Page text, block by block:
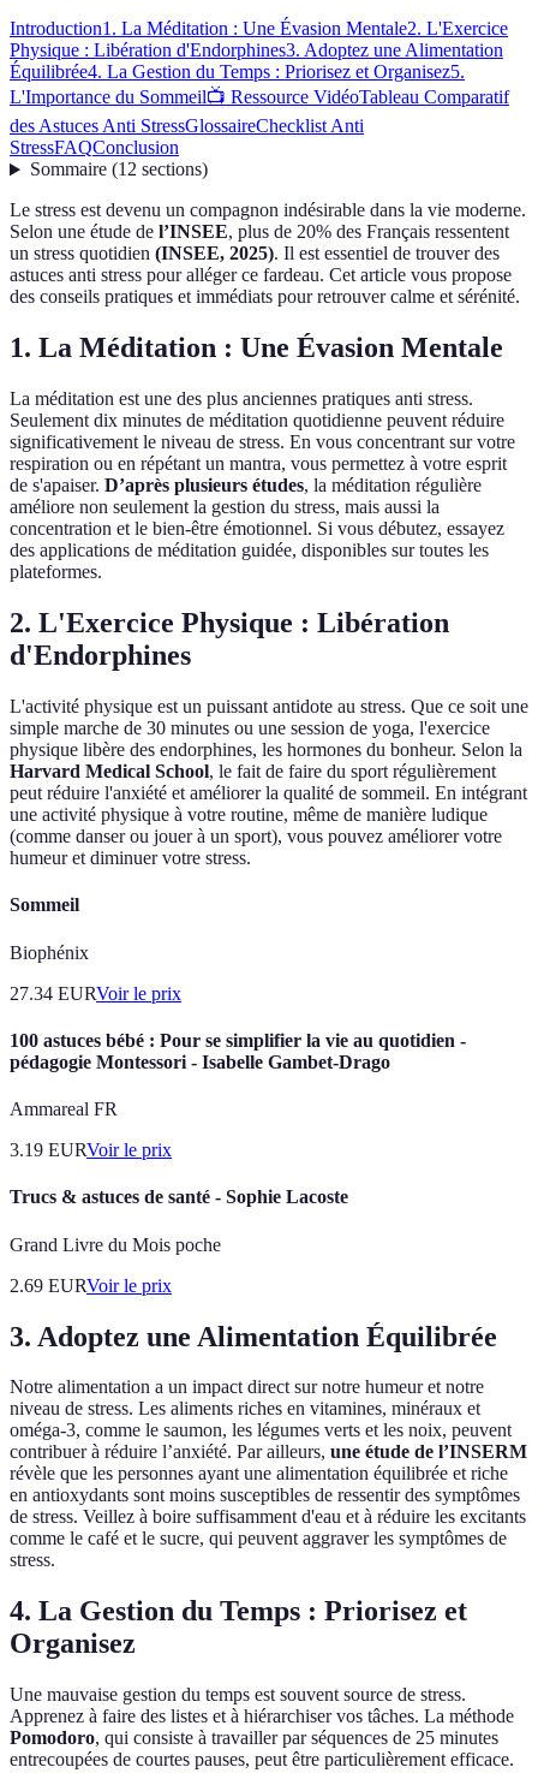
Introduction1. La Méditation : Une Évasion Mentale2. L'Exercice
Physique : Libération d'Endorphines3. Adoptez une Alimentation
Équilibrée4. La Gestion du Temps : Priorisez et Organisez5.
L'Importance du Sommeil📺 Ressource VidéoTableau Comparatif
des Astuces Anti StressGlossaireChecklist Anti
StressFAQConclusion
Sommaire(12 sections)
Le stress est devenu un compagnon indésirable dans la vie moderne.
Selon une étude de l’INSEE, plus de 20% des Français ressentent
un stress quotidien (INSEE, 2025). Il est essentiel de trouver des
astuces anti stress pour alléger ce fardeau. Cet article vous propose
des conseils pratiques et immédiats pour retrouver calme et sérénité.
1. La Méditation : Une Évasion Mentale
La méditation est une des plus anciennes pratiques anti stress.
Seulement dix minutes de méditation quotidienne peuvent réduire
significativement le niveau de stress. En vous concentrant sur votre
respiration ou en répétant un mantra, vous permettez à votre esprit
de s'apaiser. D’après plusieurs études, la méditation régulière
améliore non seulement la gestion du stress, mais aussi la
concentration et le bien-être émotionnel. Si vous débutez, essayez
des applications de méditation guidée, disponibles sur toutes les
plateformes.
2. L'Exercice Physique : Libération
d'Endorphines
L'activité physique est un puissant antidote au stress. Que ce soit une
simple marche de 30 minutes ou une session de yoga, l'exercice
physique libère des endorphines, les hormones du bonheur. Selon la
Harvard Medical School, le fait de faire du sport régulièrement
peut réduire l'anxiété et améliorer la qualité de sommeil. En intégrant
une activité physique à votre routine, même de manière ludique
(comme danser ou jouer à un sport), vous pouvez améliorer votre
humeur et diminuer votre stress.
Sommeil
Biophénix
27.34 EURVoir le prix
100 astuces bébé : Pour se simplifier la vie au quotidien -
pédagogie Montessori - Isabelle Gambet-Drago
Ammareal FR
3.19 EURVoir le prix
Trucs & astuces de santé - Sophie Lacoste
Grand Livre du Mois poche
2.69 EURVoir le prix
3. Adoptez une Alimentation Équilibrée
Notre alimentation a un impact direct sur notre humeur et notre
niveau de stress. Les aliments riches en vitamines, minéraux et
oméga-3, comme le saumon, les légumes verts et les noix, peuvent
contribuer à réduire l’anxiété. Par ailleurs, une étude de l’INSERM
révèle que les personnes ayant une alimentation équilibrée et riche
en antioxydants sont moins susceptibles de ressentir des symptômes
de stress. Veillez à boire suffisamment d'eau et à réduire les excitants
comme le café et le sucre, qui peuvent aggraver les symptômes de
stress.
4. La Gestion du Temps : Priorisez et
Organisez
Une mauvaise gestion du temps est souvent source de stress.
Apprenez à faire des listes et à hiérarchiser vos tâches. La méthode
Pomodoro, qui consiste à travailler par séquences de 25 minutes
entrecoupées de courtes pauses, peut être particulièrement efficace.